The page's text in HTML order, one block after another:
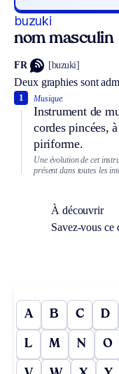
buzuki
nom masculin
FR [buzuki]
Deux graphies sont
Musique.
Instrument de
cordes pincées,
piriforme.
1
Une évolution de cet
présent dans toutes les
À découvrir
Savez-vous
A B C D
L M N O